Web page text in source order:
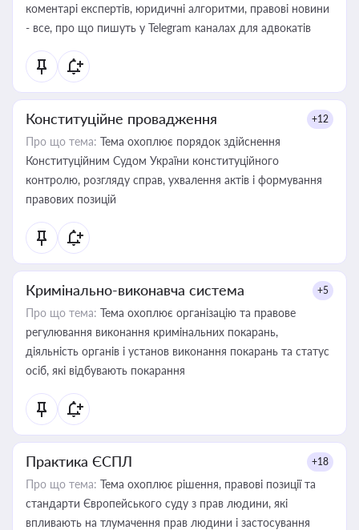
коментарі експертів, юридичні алгоритми, правові новини
- все, про що пишуть у Telegram каналах для адвокатів
Конституційне провадження +12
Про що тема: Тема охоплює порядок здійснення
Конституційним Судом України конституційного
контролю, розгляду справ, ухвалення актів і формування
правових позицій
Кримінально-виконавча система +5
Про що тема: Тема охоплює організацію та правове
регулювання виконання кримінальних покарань,
діяльність органів і установ виконання покарань та статус
осіб, які відбувають покарання
Практика ЄСПЛ +18
Про що тема: Тема охоплює рішення, правові позиції та
стандарти Європейського суду з прав людини, які
впливають на тлумачення прав людини і застосування